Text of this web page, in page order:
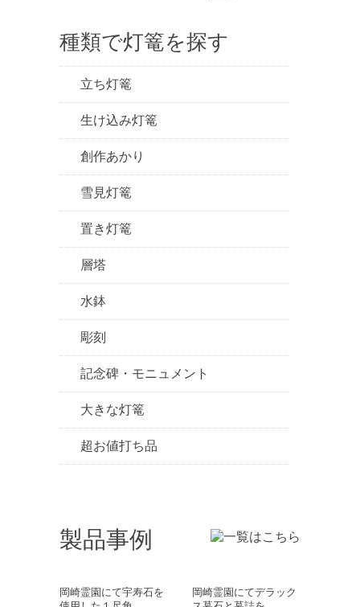
種類で灯篭を探す
立ち灯篭
生け込み灯篭
創作あかり
雪見灯篭
置き灯篭
層塔
水鉢
彫刻
記念碑・モニュメント
大きな灯篭
超お値打ち品
製品事例
岡崎霊園にて宇寿石を
岡崎霊園にてデラック